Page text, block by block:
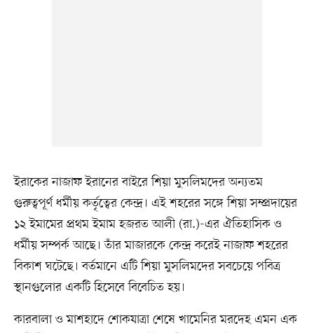
ইরাকের নাজাফ ইরানের বাইরে শিয়া মুসলিমদের অন্যতম
গুরুত্বপূর্ণ ধর্মীয় কর্তৃত্বের কেন্দ্র। এই শহরের সঙ্গে শিয়া সম্প্রদায়ের
১২ ইমামের প্রথম ইমাম হজরত আলী (রা.)-এর ঐতিহাসিক ও
ধর্মীয় সম্পর্ক আছে। তাঁর মাজারকে কেন্দ্র করেই নাজাফ শহরের
বিকাশ ঘটেছে। বর্তমানে এটি শিয়া মুসলিমদের সবচেয়ে পবিত্র
স্থানগুলোর একটি হিসেবে বিবেচিত হয়।
কারবালা ও মাশহাদে শোকযাত্রা শেষে খামেনির মরদেহ এমন এক